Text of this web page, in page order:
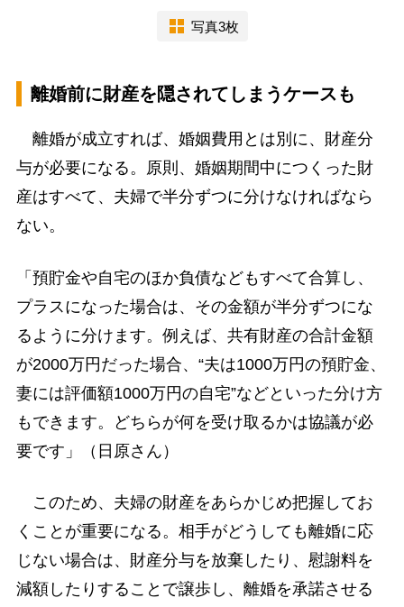
写真3枚
離婚前に財産を隠されてしまうケースも
離婚が成立すれば、婚姻費用とは別に、財産分
与が必要になる。原則、婚姻期間中につくった財
産はすべて、夫婦で半分ずつに分けなければなら
ない。
「預貯金や自宅のほか負債などもすべて合算し、
プラスになった場合は、その金額が半分ずつにな
るように分けます。例えば、共有財産の合計金額
が2000万円だった場合、“夫は1000万円の預貯金、
妻には評価額1000万円の自宅”などといった分け方
もできます。どちらが何を受け取るかは協議が必
要です」（日原さん）
このため、夫婦の財産をあらかじめ把握してお
くことが重要になる。相手がどうしても離婚に応
じない場合は、財産分与を放棄したり、慰謝料を
減額したりすることで譲歩し、離婚を承諾させる